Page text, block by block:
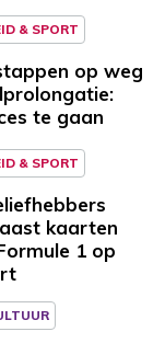
& SPORT
op weg
te gaan
& SPORT
kaarten
1 op